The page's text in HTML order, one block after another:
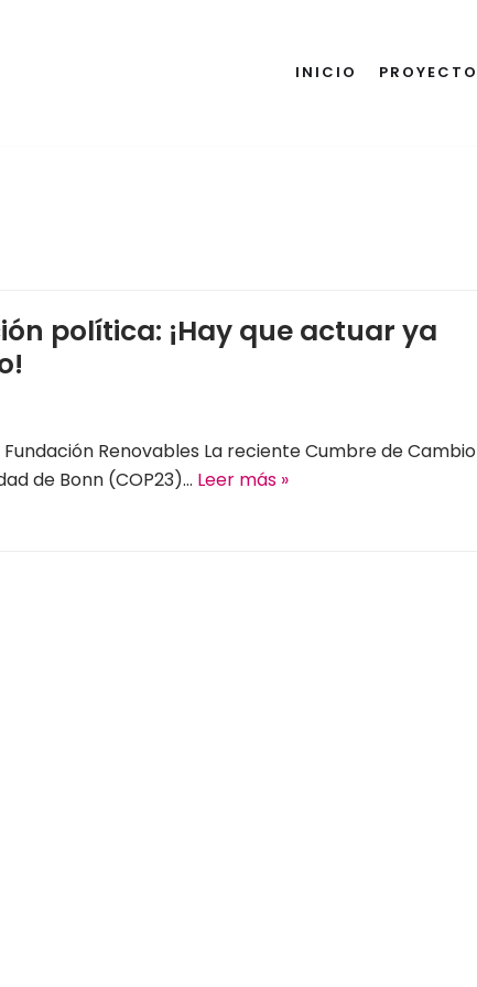
INICIO PROYECTO
política: ¡Hay que actuar ya
Renovables La reciente Cumbre de Cambio
de Bonn (COP23)… Leer más »